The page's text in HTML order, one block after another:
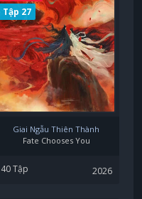
Tập 27
Giai Ngẫu Thiên Thành
Fate Chooses You
40 Tập 2026